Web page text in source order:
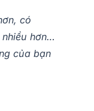
có
hơn…
của bạn